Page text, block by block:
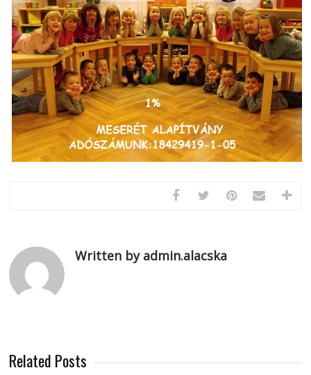
Written by admin.alacska
Related Posts